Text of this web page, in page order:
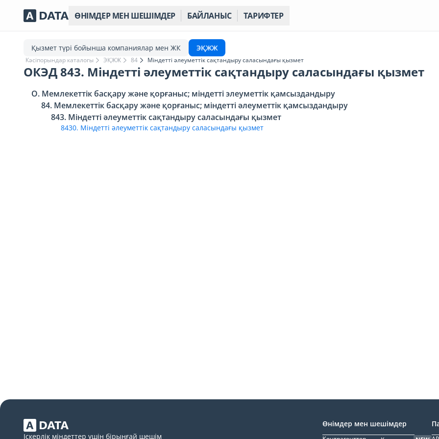
ӨНІМДЕР МЕН ШЕШІМДЕР БАЙЛАНЫС ТАРИФТЕР
Қызмет түрі бойынша компаниялар мен ЖК ЭҚЖЖ
Кәсіпорындар каталогы ЭҚЖЖ 84 Міндетті әлеуметтік сақтандыру саласындағы қызмет
ОКЭД 843. Міндетті әлеуметтік сақтандыру саласындағы қызмет
O. Мемлекеттік басқару және қорғаныс; міндетті элеуметтік қамсыздандыру
84. Мемлекеттік басқару және қорғаныс; міндетті әлеуметтік қамсыздандыру
843. Міндетті әлеуметтік сақтандыру саласындағы қызмет
8430. Міндетті әлеуметтік сақтандыру саласындағы қызмет
Іскерлік міндеттер үшін бірыңғай шешім
Өнімдер мен шешімдер